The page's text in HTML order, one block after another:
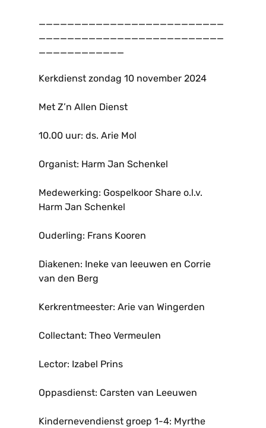
__________________________
__________________________
____________
Kerkdienst zondag 10 november 2024
Met Z’n Allen Dienst
10.00 uur: ds. Arie Mol
Organist: Harm Jan Schenkel
Medewerking: Gospelkoor Share o.l.v.
Harm Jan Schenkel
Ouderling: Frans Kooren
Diakenen: Ineke van leeuwen en Corrie
van den Berg
Kerkrentmeester: Arie van Wingerden
Collectant: Theo Vermeulen
Lector: Izabel Prins
Oppasdienst: Carsten van Leeuwen
Kindernevendienst groep 1-4: Myrthe